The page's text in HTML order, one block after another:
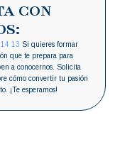
CON
13 Si quieres formar
que te prepara para
a conocernos. Solicita
cómo convertir tu pasión
¡Te esperamos!